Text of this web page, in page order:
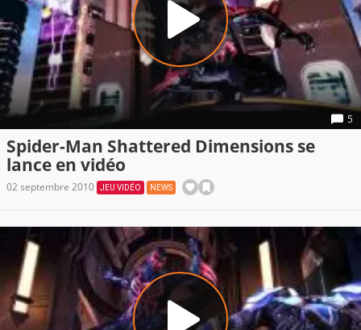
5
Spider-Man Shattered Dimensions se
lance en vidéo
02 septembre 2010 JEU VIDÉO NEWS